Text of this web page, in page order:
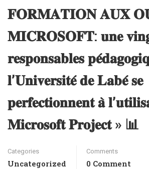
𝐅𝐎𝐑𝐌𝐀𝐓𝐈𝐎𝐍 𝐀𝐔𝐗
𝐌𝐈𝐂𝐑𝐎𝐒𝐎𝐅𝐓: 𝐮𝐧𝐞
𝐫𝐞𝐬𝐩𝐨𝐧𝐬𝐚𝐛𝐥𝐞𝐬
𝐥’𝐔𝐧𝐢𝐯𝐞𝐫𝐬𝐢𝐭𝐞́ 𝐝𝐞 𝐋𝐚𝐛𝐞́ 𝐬𝐞
𝐩𝐞𝐫𝐟𝐞𝐜𝐭𝐢𝐨𝐧𝐧𝐞𝐧𝐭 𝐚̀
𝐌𝐢𝐜𝐫𝐨𝐬𝐨𝐟𝐭 𝐏𝐫𝐨𝐣𝐞𝐜𝐭 » 📊
Categories
Uncategorized
Comments
0 Comment